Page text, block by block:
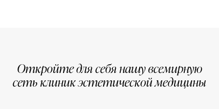
Откройте для себя нашу всемирную
сеть клиник эстетической медицины